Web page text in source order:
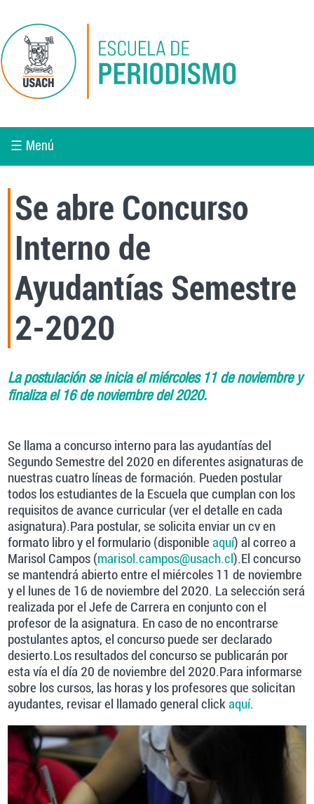
☰ Menú
Se abre Concurso
Interno de
Ayudantías Semestre
2-2020
La postulación se inicia el miércoles 11 de noviembre y
finaliza el 16 de noviembre del 2020.
Se llama a concurso interno para las ayudantías del
Segundo Semestre del 2020 en diferentes asignaturas de
nuestras cuatro líneas de formación. Pueden postular
todos los estudiantes de la Escuela que cumplan con los
requisitos de avance curricular (ver el detalle en cada
asignatura).Para postular, se solicita enviar un cv en
formato libro y el formulario (disponibleaquí) al correo a
Marisol Campos (marisol.campos@usach.cl).El concurso
se mantendrá abierto entre el miércoles 11 de noviembre
y el lunes de 16 de noviembre del 2020. La selección será
realizada por el Jefe de Carrera en conjunto con el
profesor de la asignatura. En caso de no encontrarse
postulantes aptos, el concurso puede ser declarado
desierto.Los resultados del concurso se publicarán por
esta vía el día 20 de noviembre del 2020.Para informarse
sobre los cursos, las horas y los profesores que solicitan
ayudantes, revisar el llamado general clickaquí.